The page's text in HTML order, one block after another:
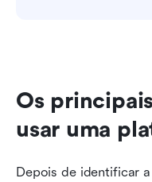
Os
usar uma
Depois de identificar